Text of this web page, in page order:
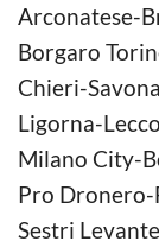
Arconatese-
Borgaro
Chieri-Savona
Ligorna-Lecco
Milano City-
Pro Dronero-
Sestri